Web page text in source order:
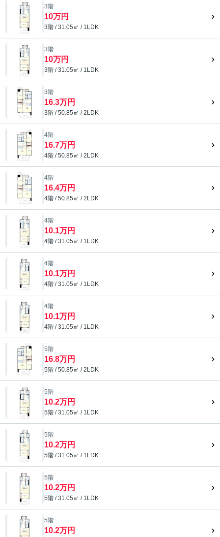
3階
10万円
3階 / 31.05㎡ / 1LDK
3階
10万円
3階 / 31.05㎡ / 1LDK
3階
16.3万円
3階 / 50.85㎡ / 2LDK
4階
16.7万円
4階 / 50.85㎡ / 2LDK
4階
16.4万円
4階 / 50.85㎡ / 2LDK
4階
10.1万円
4階 / 31.05㎡ / 1LDK
4階
10.1万円
4階 / 31.05㎡ / 1LDK
4階
10.1万円
4階 / 31.05㎡ / 1LDK
5階
16.8万円
5階 / 50.85㎡ / 2LDK
5階
10.2万円
5階 / 31.05㎡ / 1LDK
5階
10.2万円
5階 / 31.05㎡ / 1LDK
5階
10.2万円
5階 / 31.05㎡ / 1LDK
5階
10.2万円